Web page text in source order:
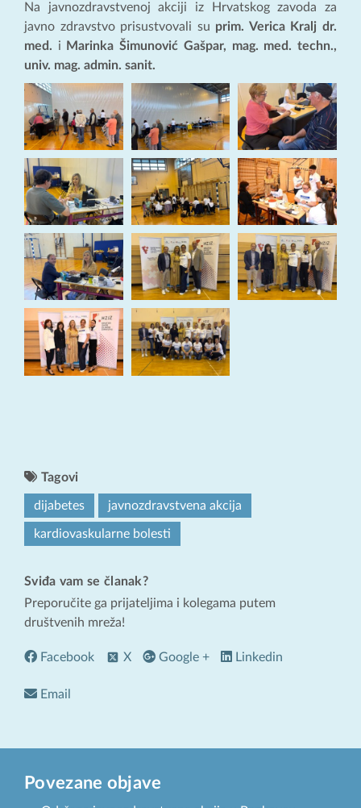
Na javnozdravstvenoj akciji iz Hrvatskog zavoda za
javno zdravstvo prisustvovali su prim. Verica Kralj dr.
med. i
Marinka Šimunović Gašpar, mag. med. techn.,
univ. mag. admin. sanit.
Tagovi
dijabetes javnozdravstvena akcija
kardiovaskularne bolesti
Sviđa vam se članak?
Preporučite ga prijateljima i kolegama putem
društvenih mreža!
Facebook X Google + Linkedin
Email
Povezane objave